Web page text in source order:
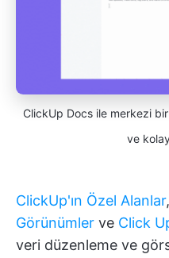
ClickUp Docs ile merkezi
ve
ClickUp'ın Özel Alanlar,
Görünümler ve Click
veri düzenleme ve